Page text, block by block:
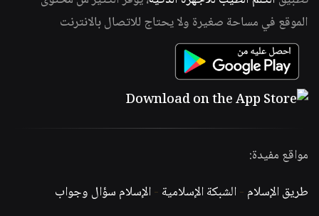
الموقع في مساحة صغيرة ولا يحتاج للاتصال بالانترنت
مواقع مفيدة:
طريق الإسلام -الشبكة الإسلامية -الإسلام سؤال وجواب